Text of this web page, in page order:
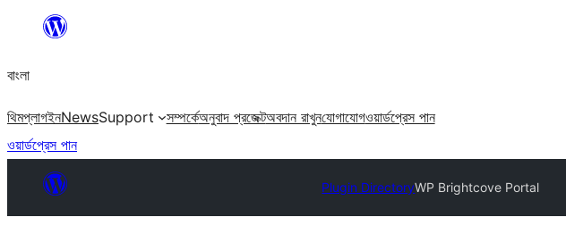
যান
বাংলা
থিমপ্লাগইনNewsSupport সম্পর্কেঅনুবাদ প্রজেক্টঅবদান রাখুনযোগাযোগওয়ার্ডপ্রেস পান
ওয়ার্ডপ্রেস পান
Plugin DirectoryWP Brightcove Portal